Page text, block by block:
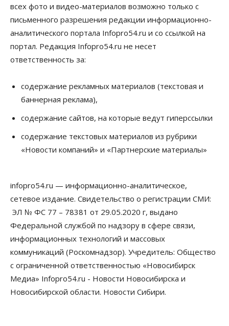
Общество
Деньгами будут распоряжаться дети: в десяти
школах Новосибирской области введут
инициативное бюджетирование
07 Августа 2026, 11:00
заключили под стражу
07 Августа 2026, 10:15
Общество
Новосибирской области, но режима ЧС не будет
07 Августа 2026, 10:00
выстраивают системы защиты от атак БПЛА
07 Августа 2026, 09:00
По «Сибэлектротерму» выдали исполнительные
листы на полмиллиарда рублей
07 Августа 2026, 08:00
Бизнес Власть Медицина Общество
Искусственный интеллект предлагают
привлекать к разработке новых лекарств в
России
всех фото и видео-материалов возможно только с
письменного разрешения редакции информационно-
аналитического портала Infopro54.ru и со ссылкой на
портал. Редакция Infopro54.ru не несет
ответственность за:
содержание рекламных материалов (текстовая и
баннерная реклама),
содержание сайтов, на которые ведут гиперссылки
содержание текстовых материалов из рубрики
«Новости компаний» и «Партнерские материалы»
infopro54.ru — информационно-аналитическое,
сетевое издание. Свидетельство о регистрации СМИ:
ЭЛ № ФС 77 – 78381 от 29.05.2020 г, выдано
Федеральной службой по надзору в сфере связи,
информационных технологий и массовых
коммуникаций (Роскомнадзор). Учредитель: Общество
с ограниченной ответственностью «Новосибирск
Медиа» Infopro54.ru - Новости Новосибирска и
Новосибирской области. Новости Сибири.